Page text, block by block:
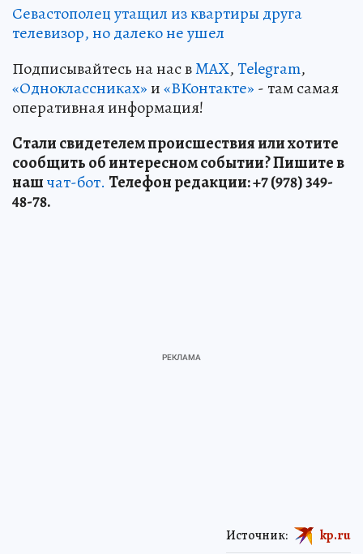
Севастополец утащил из квартиры друга
телевизор, но далеко не ушел
Подписывайтесь на нас вMAX,Telegram,
«Одноклассниках»и«ВКонтакте» - там самая
оперативная информация!
Стали свидетелем происшествия или хотите
сообщить об интересном событии? Пишите в
нашчат-бот. Телефон редакции: +7 (978) 349-
48-78.
Источник: kp.ru